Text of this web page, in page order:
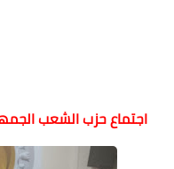
اجتماع حزب الشعب